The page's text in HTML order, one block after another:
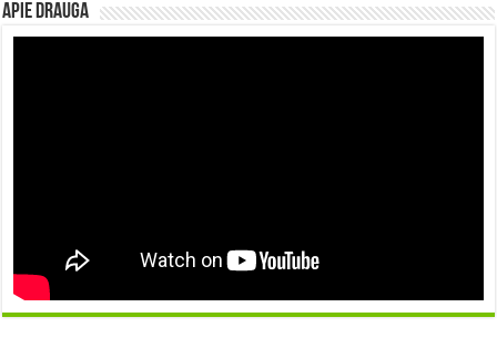
Apie DRAUGA